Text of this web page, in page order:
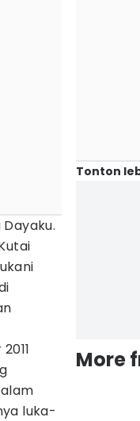
luka-
Tonton
More